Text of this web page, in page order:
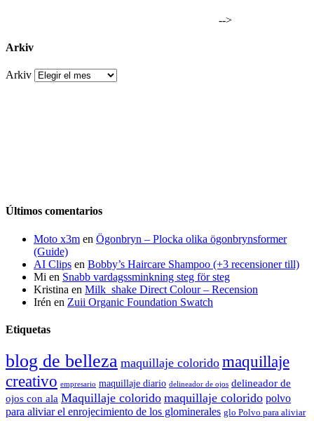
-->
Arkiv
Arkiv
Últimos comentarios
Moto x3m en Ögonbryn – Plocka olika ögonbrynsformer
(Guide)
AI Clips en Bobby’s Haircare Shampoo (+3 recensioner till)
Mi en Snabb vardagssminkning steg för steg
Kristina en Milk_shake Direct Colour – Recension
Irén en Zuii Organic Foundation Swatch
Etiquetas
blog de belleza maquillaje colorido maquillaje
creativo empresario maquillaje diario delineador de ojos delineador de
ojos con ala Maquillaje colorido maquillaje colorido polvo
para aliviar el enrojecimiento de los glominerales glo Polvo para aliviar